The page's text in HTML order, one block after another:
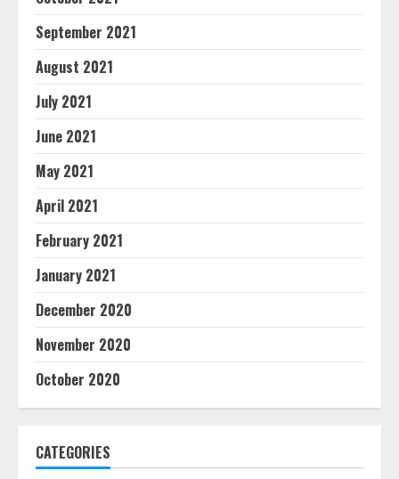
September 2021
August 2021
July 2021
June 2021
May 2021
April 2021
February 2021
January 2021
December 2020
November 2020
October 2020
CATEGORIES